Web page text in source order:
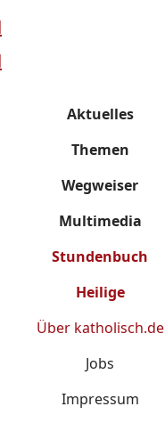
Aktuelles
Themen
Wegweiser
Multimedia
Stundenbuch
Heilige
Über katholisch.de
Jobs
Impressum